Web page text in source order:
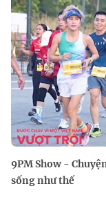
9PM Show -
sống như thế